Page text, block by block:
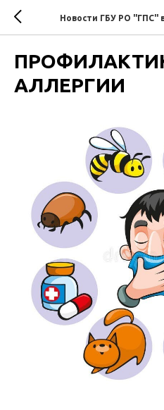
Новости ГБУ РО "ГПС"
АЛЛЕРГИИ